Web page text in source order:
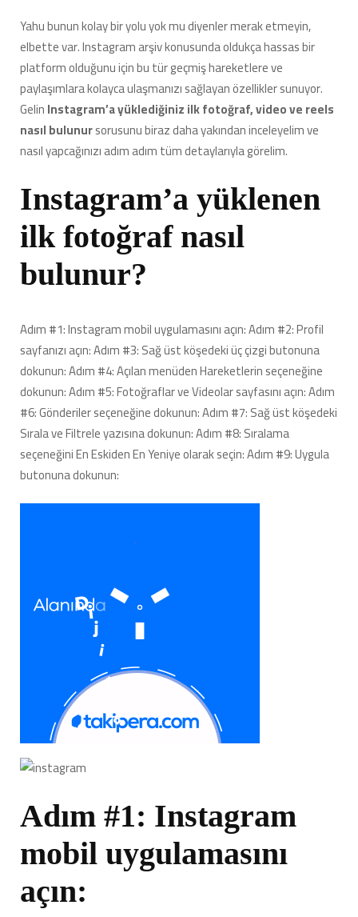
Yahu bunun kolay bir yolu yok mu diyenler merak etmeyin,
elbette var. Instagram arşiv konusunda oldukça hassas bir
platform olduğunu için bu tür geçmiş hareketlere ve
paylaşımlara kolayca ulaşmanızı sağlayan özellikler sunuyor.
GelinInstagram’a yüklediğiniz ilk fotoğraf, video ve reels
nasıl bulunursorusunu biraz daha yakından inceleyelim ve
nasıl yapcağınızı adım adım tüm detaylarıyla görelim.
Instagram’a yüklenen
ilk fotoğraf nasıl
bulunur?
Adım #1: Instagram mobil uygulamasını açın: Adım #2: Profil
sayfanızı açın: Adım #3: Sağ üst köşedeki üç çizgi butonuna
dokunun: Adım #4: Açılan menüden Hareketlerin seçeneğine
dokunun: Adım #5: Fotoğraflar ve Videolar sayfasını açın: Adım
#6: Gönderiler seçeneğine dokunun: Adım #7: Sağ üst köşedeki
Sırala ve Filtrele yazısına dokunun: Adım #8: Sıralama
seçeneğini En Eskiden En Yeniye olarak seçin: Adım #9: Uygula
butonuna dokunun:
Adım #1: Instagram
mobil uygulamasını
açın: